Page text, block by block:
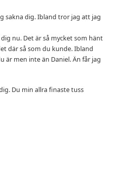
sakna dig. Ibland tror jag att jag
nu. Det är så mycket som hänt
där så som du kunde. Ibland
är men inte än Daniel. Än får jag
Du min allra finaste tuss